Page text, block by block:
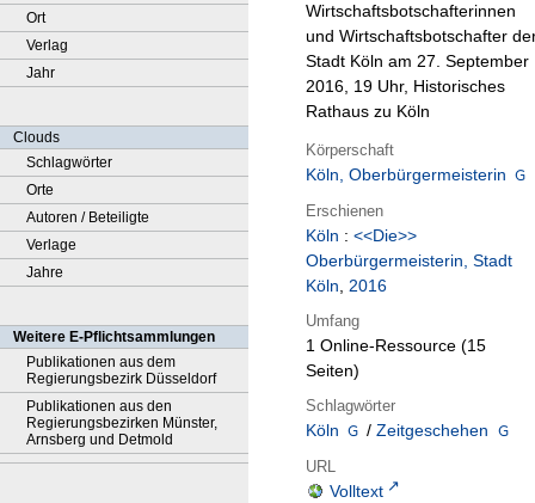
Ort
Verlag
Jahr
Clouds
Schlagwörter
Orte
Autoren / Beteiligte
Verlage
Jahre
Weitere E-Pflichtsammlungen
Publikationen aus dem
Regierungsbezirk Düsseldorf
Publikationen aus den
Regierungsbezirken Münster,
Arnsberg und Detmold
Wirtschaftsbotschafterinnen
und Wirtschaftsbotschafter
Stadt Köln am 27. September
2016, 19 Uhr, Historisches
Rathaus zu Köln
Körperschaft
Köln, Oberbürgermeisterin
Erschienen
Köln : <<Die>>
Oberbürgermeisterin, Stadt
Köln, 2016
Umfang
1 Online-Ressource (15
Seiten)
Schlagwörter
Köln / Zeitgeschehen
URL
Volltext